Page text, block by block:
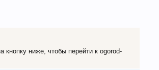
кнопку ниже, чтобы перейти к ogorod-